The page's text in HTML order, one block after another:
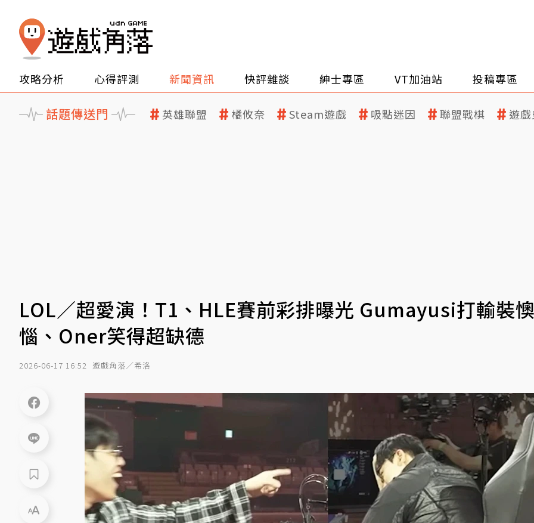
攻略分析 心得評測 新聞資訊 快評雜談 紳士專區 VT加油站 投稿專區
話題傳送門 英雄聯盟 橘攸奈 Steam遊戲 吸點迷因 聯盟戰棋 遊
LOL／超愛演！T1、HLE賽前彩排曝光 Gumayusi打輸裝
惱、Oner笑得超缺德
2026-06-17 16:52 遊戲角落／希洛